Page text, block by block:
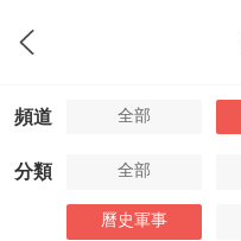
頻道 全部
分類 全部
曆史軍事